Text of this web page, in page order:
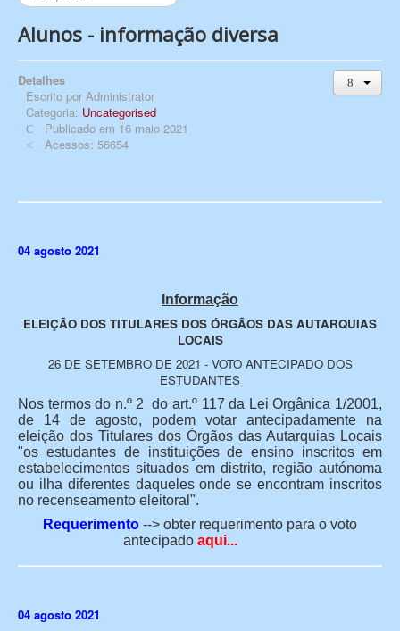
Alunos - informação diversa
Detalhes
Escrito por Administrator
Categoria: Uncategorised
Publicado em 16 maio 2021
Acessos: 56654
04 agosto 2021
Informação
ELEIÇÃO DOS TITULARES DOS ÓRGÃOS DAS AUTARQUIAS
LOCAIS
26 DE SETEMBRO DE 2021 - VOTO ANTECIPADO DOS
ESTUDANTES
Nos termos do n.º 2 do art.º 117 da Lei Orgânica 1/2001,
de 14 de agosto, podem votar antecipadamente na
eleição dos Titulares dos Órgãos das Autarquias Locais
"os estudantes de instituições de ensino inscritos em
estabelecimentos situados em distrito, região autónoma
ou ilha diferentes daqueles onde se encontram inscritos
no recenseamento eleitoral".
Requerimento --> obter requerimento para o voto
antecipado aqui...
04 agosto 2021